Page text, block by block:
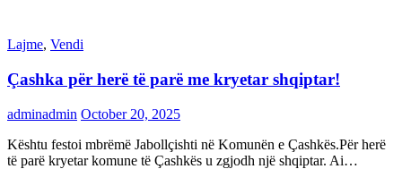
Lajme, Vendi
Çashka për herë të parë me kryetar shqiptar!
adminadmin October 20, 2025
Kështu festoi mbrëmë Jabollçishti në Komunën e Çashkës.Për herë
të parë kryetar komune të Çashkës u zgjodh një shqiptar. Ai…